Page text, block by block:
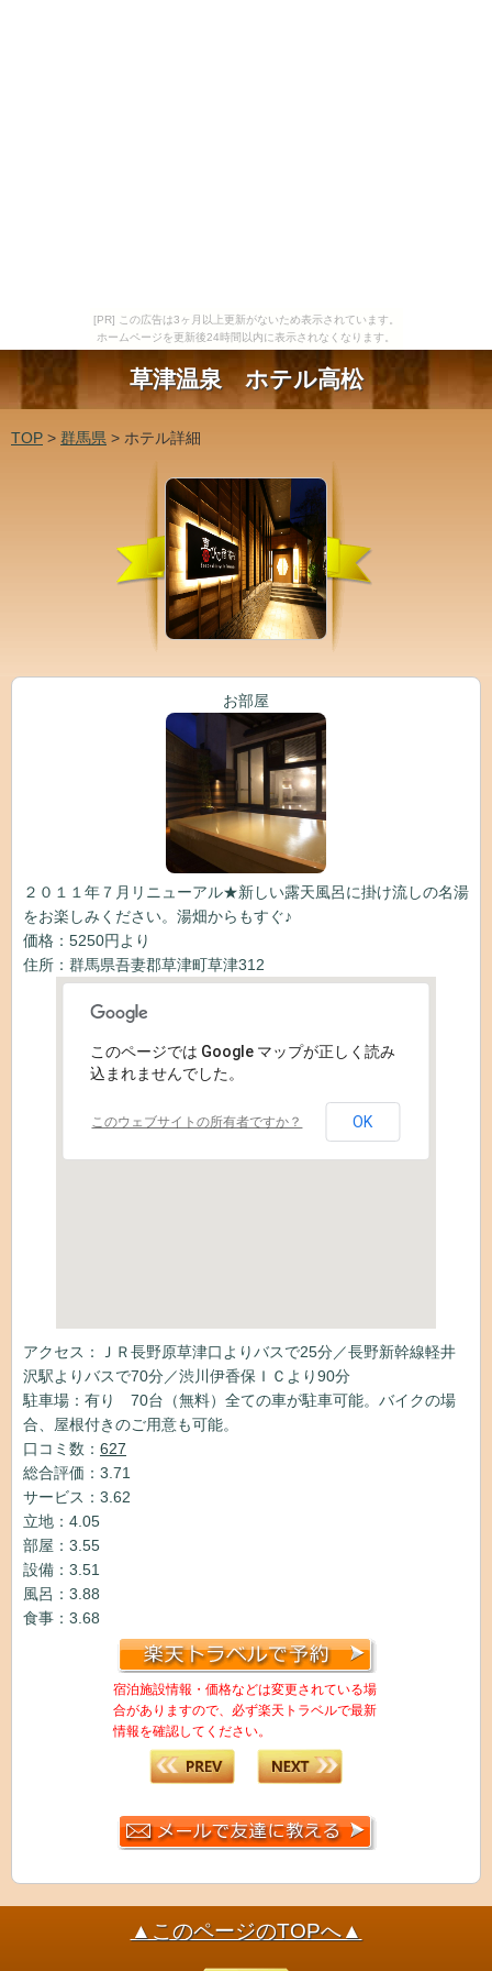
[PR] この広告は3ヶ月以上更新がないため表示されています。
ホームページを更新後24時間以内に表示されなくなります。
草津温泉 ホテル高松
TOP > 群馬県 > ホテル詳細
お部屋
２０１１年７月リニューアル★新しい露天風呂に掛け流しの名湯
をお楽しみください。湯畑からもすぐ♪
価格：5250円より
住所：群馬県吾妻郡草津町草津312
このページでは Google マップが正しく読み
込まれませんでした。
このウェブサイトの所有者ですか？ OK
アクセス：ＪＲ長野原草津口よりバスで25分／長野新幹線軽井
沢駅よりバスで70分／渋川伊香保ＩＣより90分
駐車場：有り 70台（無料）全ての車が駐車可能。バイクの場
合、屋根付きのご用意も可能。
口コミ数： 627
総合評価：3.71
サービス：3.62
立地：4.05
部屋：3.55
設備：3.51
風呂：3.88
食事：3.68
宿泊施設情報・価格などは変更されている場
合がありますので、必ず楽天トラベルで最新
情報を確認してください。
▲このページのTOPへ▲